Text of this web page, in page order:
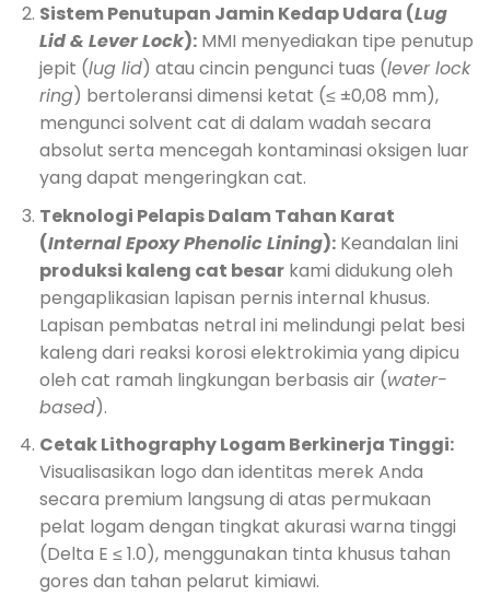
Sistem Penutupan Jamin Kedap Udara (Lug
Lid & Lever Lock):MMI menyediakan tipe penutup
jepit (lug lid) atau cincin pengunci tuas (lever lock
ring) bertoleransi dimensi ketat (≤ ±0,08 mm),
mengunci solvent cat di dalam wadah secara
absolut serta mencegah kontaminasi oksigen luar
yang dapat mengeringkan cat.
Teknologi Pelapis Dalam Tahan Karat
(Internal Epoxy Phenolic Lining):Keandalan lini
produksi kaleng cat besarkami didukung oleh
pengaplikasian lapisan pernis internal khusus.
Lapisan pembatas netral ini melindungi pelat besi
kaleng dari reaksi korosi elektrokimia yang dipicu
oleh cat ramah lingkungan berbasis air (water-
based).
Cetak Lithography Logam Berkinerja Tinggi:
Visualisasikan logo dan identitas merek Anda
secara premium langsung di atas permukaan
pelat logam dengan tingkat akurasi warna tinggi
(Delta E ≤ 1.0), menggunakan tinta khusus tahan
gores dan tahan pelarut kimiawi.